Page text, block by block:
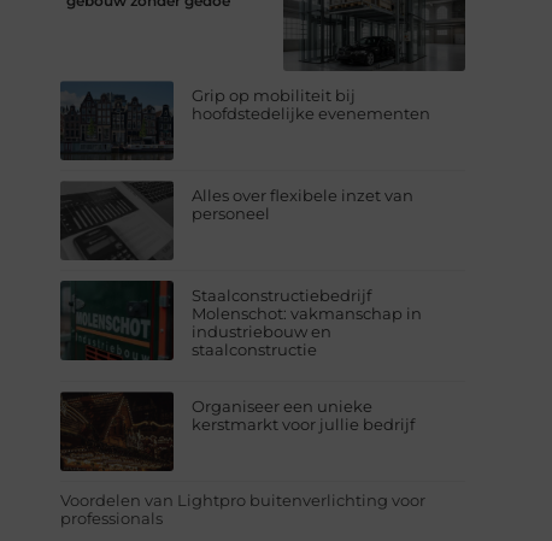
Grip op mobiliteit bij
hoofdstedelijke evenementen
Alles over flexibele inzet van
personeel
Staalconstructiebedrijf
Molenschot: vakmanschap in
industriebouw en
staalconstructie
Organiseer een unieke
kerstmarkt voor jullie bedrijf
Voordelen van Lightpro buitenverlichting voor
professionals